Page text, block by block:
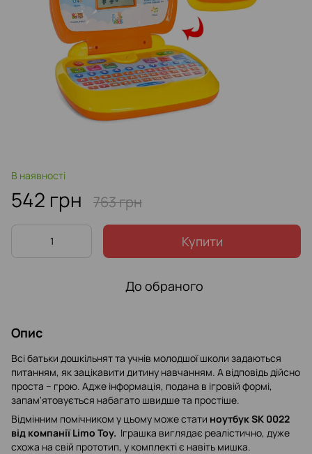
В наявності
542 грн 763 грн
Купити
До обраного
Опис
Всі батьки дошкільнят та учнів молодшої школи задаються
питанням, як зацікавити дитину навчанням. А відповідь дійсно
проста – грою. Адже інформація, подана в ігровій формі,
запам'ятовується набагато швидше та простіше.
Відмінним помічником у цьому може стати ноутбук SK 0022
від компанії Limo Toy. Іграшка виглядає реалістично, дуже
схожа на свій прототип, у комплекті є навіть мишка.